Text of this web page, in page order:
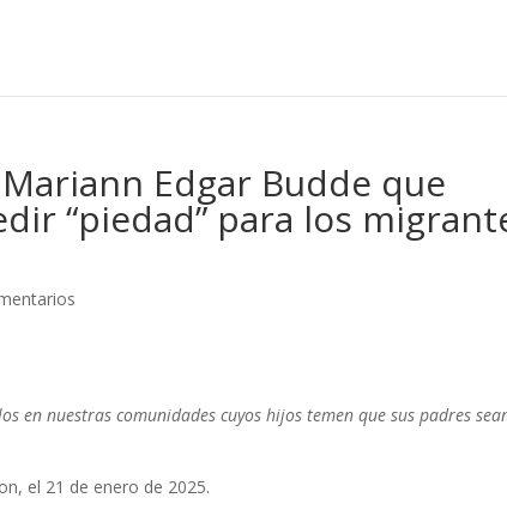
Edgar Budde que
“piedad” para los
en nuestras comunidades cuyos hijos temen que sus padres
el 21 de enero de 2025.